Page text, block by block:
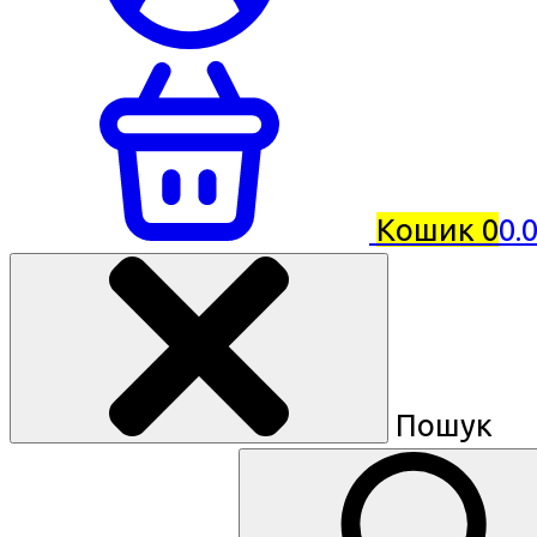
Кошик 0
Пошук